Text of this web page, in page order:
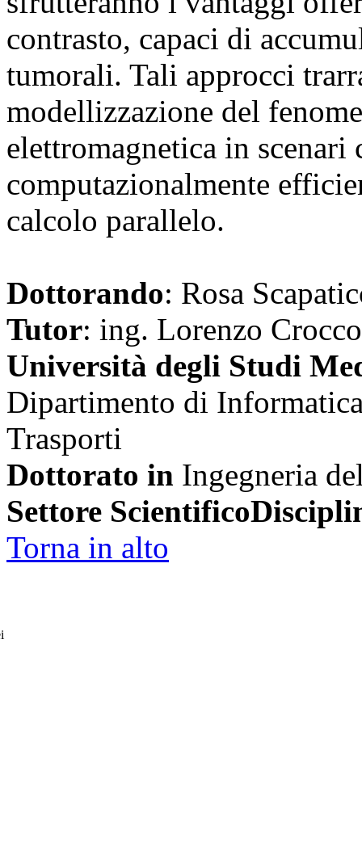
contrasto, capaci di
tumorali. Tali approcci
modellizzazione del
elettromagnetica in scenari
computazionalmente
calcolo parallelo.
Dottorando: Rosa
Tutor: ing. Lorenzo
Università degli Studi
Dipartimento di
Trasporti
Dottorato in Ingegneria
Settore
Torna in alto